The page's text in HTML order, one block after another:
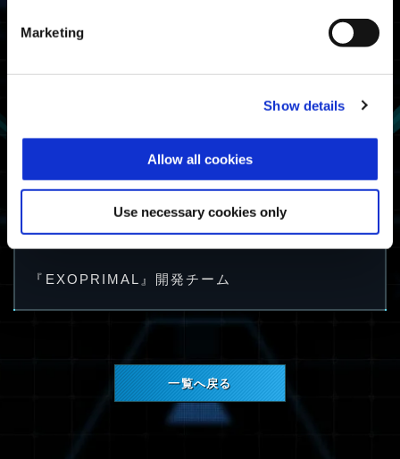
Marketing
Show details
Allow all cookies
Use necessary cookies only
期間中に１回、ディノサバイバルをリザルトまで
プレイする。
今後とも『EXOPRIMAL』を、よろしくお願いい
『EXOPRIMAL』開発チーム
一覧へ戻る